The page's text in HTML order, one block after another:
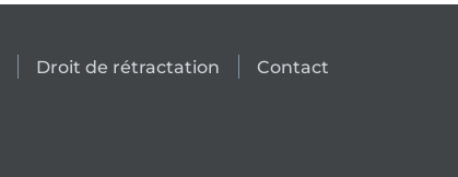
Droit de rétractation Contact